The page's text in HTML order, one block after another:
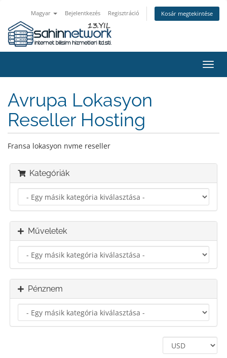
Magyar Bejelentkezés Regisztráció Kosár megtekintése
a
Avrupa Lokasyon
Reseller Hosting
Fransa lokasyon nvme reseller
Kategóriák
Műveletek
Pénznem